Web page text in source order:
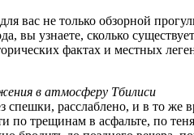
для вас не только обзорной
вы узнаете, сколько
фактах и местных
в атмосферу Тбилиси
спешки, расслаблено, и в то же
по трещинам в асфальте, по